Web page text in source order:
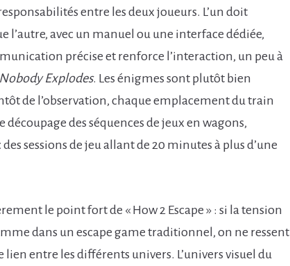
entre les deux joueurs. L’un doit
l’autre, avec un manuel ou une interface dédiée,
précise et renforce l’interaction, un peu à
Explodes. Les énigmes sont plutôt bien
de l’observation, chaque emplacement du train
des séquences de jeux en wagons,
sessions de jeu allant de 20 minutes à plus d’une
le point fort de « How 2 Escape » : si la tension
dans un escape game traditionnel, on ne ressent
entre les différents univers. L’univers visuel du